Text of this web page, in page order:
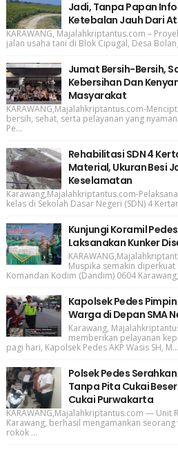
Jadi, Tanpa Papan
Ketebalan Jauh Dari
KARAWANG, Majalahkriptantus.com –
jalan usaha tani di Blok Cipugal, Desa
Jumat Bersih-Bersih,
Kebersihan Dan
Masyarakat
KARAWANG,Majalahkriptantus.com-
bersih, sehat, serta pelayanan yang
Pe...
Rehabilitasi SDN 4
Material, Ukuran Besi
Keselamatan
Karawang,Majalahkriptantus.com-
kelas di Sekolah Dasar Negeri (SDN) 4
Kunjungi Koramil
Laksanakan Kunker
Muspika semakin
Komandan Kodim (Dandim) 0604
Kapolsek Pedes
Warga di Depan SMA
Karawang,
memberikan pelayanan
pagi hari, Kapolsek Pedes AKP Wasis SH, M...
Polsek Pedes
Tanpa Pita Cukai
Cukai Purwakarta
KARAWANG,Majalahkriptantus.com — Unit
Karawang, berhasil mengamankan
rokok ...